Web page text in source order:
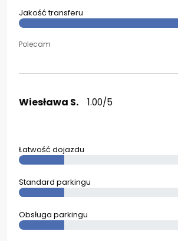
Jakość transferu
Polecam
Wiesława S. 1.00/5
Łatwość dojazdu
Standard parkingu
Obsługa parkingu